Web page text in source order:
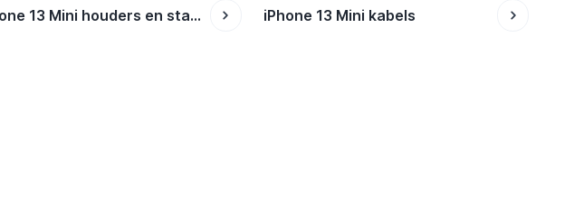
iPhone 13 Mini houders en stands iPhone 13 Mini kabels